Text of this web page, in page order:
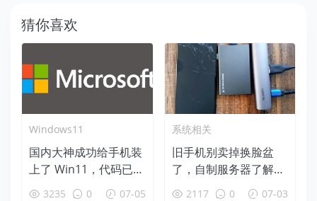
猜你喜欢
Windows11
国内大神成功给手机装
上了 Win11，代码已在
GitHub 开源！
3235 0 07-05
系统相关
旧手机别卖掉换脸盆
了，自制服务器了解一
下！2117 0 07-03